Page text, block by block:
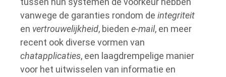
vanwege de garanties rondom de integriteit
en vertrouwelijkheid, bieden e-mail, en meer
recent ook diverse vormen van
chatapplicaties, een laagdrempelige manier
voor het uitwisselen van informatie en